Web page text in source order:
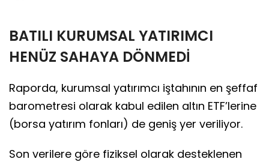
BATILI KURUMSAL YATIRIMCI
HENÜZ SAHAYA DÖNMEDİ
Raporda, kurumsal yatırımcı iştahının en şeffaf
barometresi olarak kabul edilen altın ETF’lerine
(borsa yatırım fonları) de geniş yer veriliyor.
Son verilere göre fiziksel olarak desteklenen